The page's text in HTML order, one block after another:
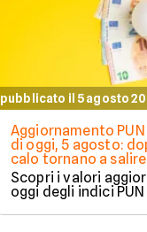
pubblicato il 5 agosto
Aggiornamento PUN
di oggi, 5 agosto:
calo tornano a
Scopri i valori
oggi degli indici PUN